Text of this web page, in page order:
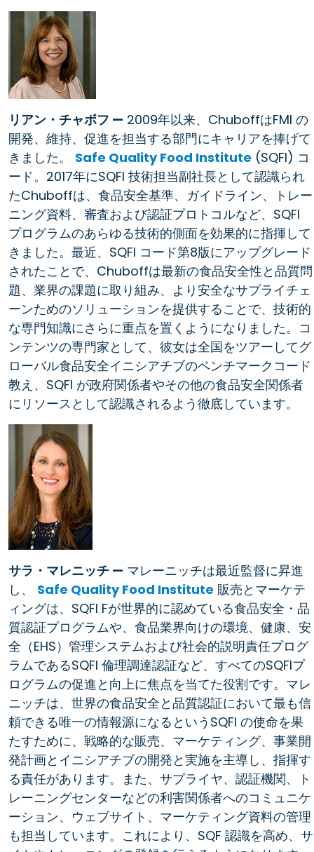
リアン・チャボフ — 2009年以来、ChuboffはFMI の
開発、維持、促進を担当する部門にキャリアを捧げて
きました。 Safe Quality Food Institute (SQFI) コ
ード。2017年にSQFI 技術担当副社長として認識られ
たChuboffは、食品安全基準、ガイドライン、トレー
ニング資料、審査および認証プロトコルなど、SQFI
プログラムのあらゆる技術的側面を効果的に指揮して
きました。最近、SQFI コード第8版にアップグレード
されたことで、Chuboffは最新の食品安全性と品質問
題、業界の課題に取り組み、より安全なサプライチェ
ーンためのソリューションを提供することで、技術的
な専門知識にさらに重点を置くようになりました。コ
ンテンツの専門家として、彼女は全国をツアーしてグ
ローバル食品安全イニシアチブのベンチマークコード
教え、SQFI が政府関係者やその他の食品安全関係者
にリソースとして認識されるよう徹底しています。
サラ・マレニッチ — マレーニッチは最近監督に昇進
し、 Safe Quality Food Institute 販売とマーケテ
ィングは、SQFI Fが世界的に認めている食品安全・品
質認証プログラムや、食品業界向けの環境、健康、安
全（EHS）管理システムおよび社会的説明責任プログ
ラムであるSQFI 倫理調達認証など、すべてのSQFIプ
ログラムの促進と向上に焦点を当てた役割です。マレ
ニッチは、世界の食品安全と品質認証において最も信
頼できる唯一の情報源になるというSQFI の使命を果
たすために、戦略的な販売、マーケティング、事業開
発計画とイニシアチブの開発と実施を主導し、指揮す
る責任があります。また、サプライヤ、認証機関、ト
レーニングセンターなどの利害関係者へのコミュニケ
ーション、ウェブサイト、マーケティング資料の管理
も担当しています。これにより、SQF 認識を高め、サ